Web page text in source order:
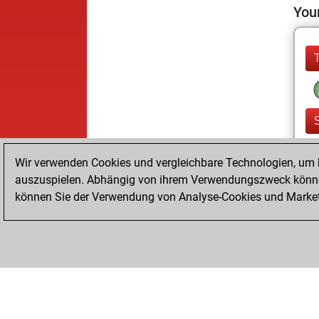
Wir verwenden Cookies und vergleichbare Technologien,
auszuspielen. Abhängig von ihrem Verwendungszweck
können Sie der Verwendung von Analyse-Cookies und